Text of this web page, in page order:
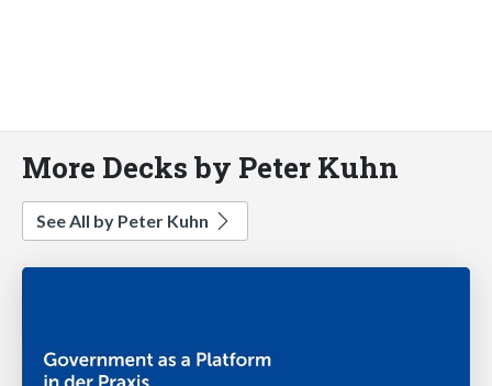
More Decks by Peter Kuhn
See All by Peter Kuhn